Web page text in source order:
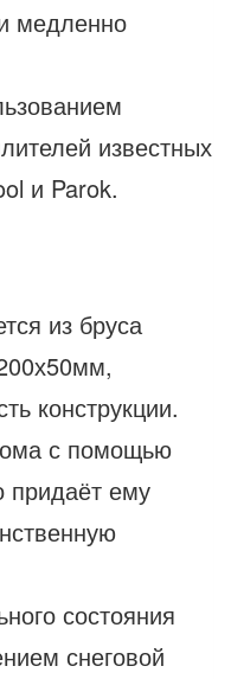
медленно
известных
и Parok.
из бруса
конструкции.
с помощью
придаёт ему
состояния
снеговой